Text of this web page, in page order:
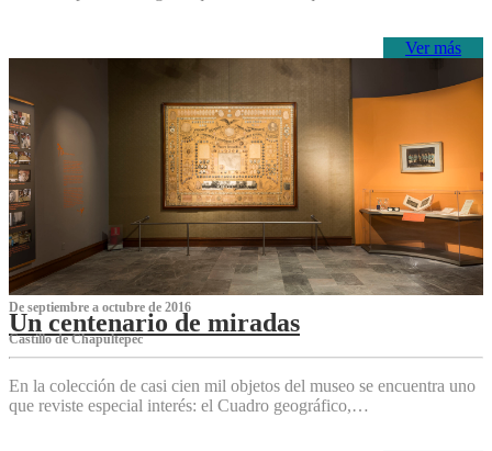
Ver más
De septiembre a octubre de 2016
Un centenario de miradas
Castillo de Chapultepec
En la colección de casi cien mil objetos del museo se encuentra uno
que reviste especial interés: el Cuadro geográfico,…